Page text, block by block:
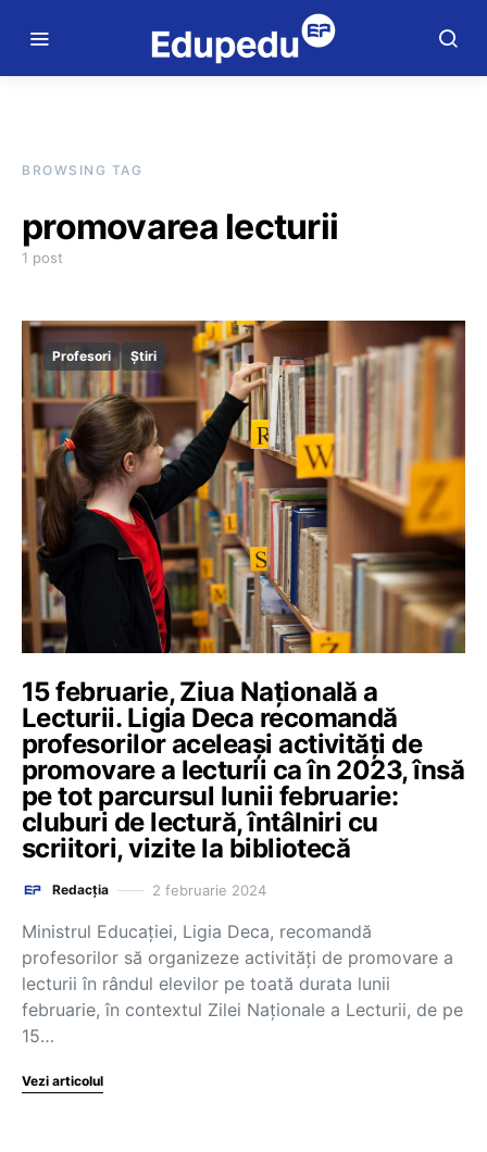
BROWSING TAG
promovarea lecturii
1 post
Profesori Știri
15 februarie, Ziua Națională a
Lecturii. Ligia Deca recomandă
profesorilor aceleași activități de
promovare a lecturii ca în 2023, însă
pe tot parcursul lunii februarie:
cluburi de lectură, întâlniri cu
scriitori, vizite la bibliotecă
Redacția 2 februarie 2024
Ministrul Educației, Ligia Deca, recomandă
profesorilor să organizeze activități de promovare a
lecturii în rândul elevilor pe toată durata lunii
februarie, în contextul Zilei Naționale a Lecturii, de pe
15…
Vezi articolul